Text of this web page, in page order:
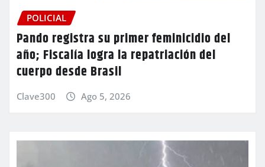
POLICIAL
Pando registra su primer feminicidio del
año; Fiscalía logra la repatriación del
cuerpo desde Brasil
Clave300 Ago 5, 2026